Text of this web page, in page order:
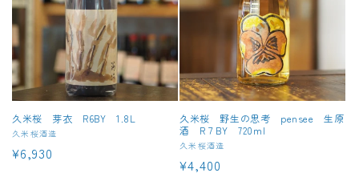
久米桜 芽衣 R6BY 1.8L
販
売
久米桜酒造
通
¥6,930
久米桜 野生の思考 pensee 生原
酒 R７BY 720ml
販
売
久米桜酒造
通
¥4,400